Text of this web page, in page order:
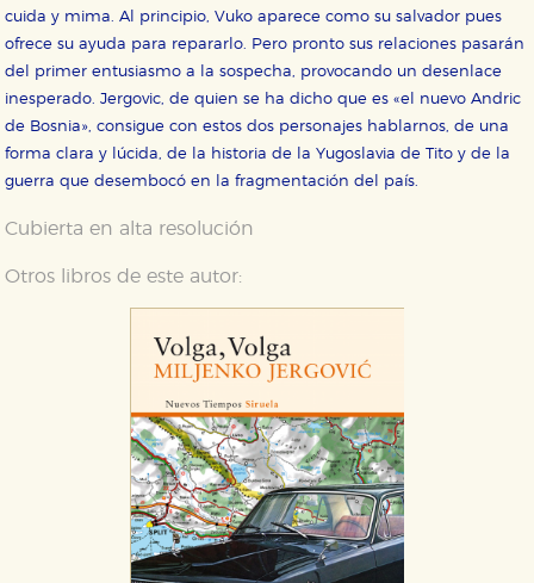
cuida y mima. Al principio, Vuko aparece como su salvador pues
ofrece su ayuda para repararlo. Pero pronto sus relaciones pasarán
del primer entusiasmo a la sospecha, provocando un desenlace
inesperado. Jergovic, de quien se ha dicho que es «el nuevo Andric
de Bosnia», consigue con estos dos personajes hablarnos, de una
forma clara y lúcida, de la historia de la Yugoslavia de Tito y de la
guerra que desembocó en la fragmentación del país.
Cubierta en alta resolución
Otros libros de este autor: